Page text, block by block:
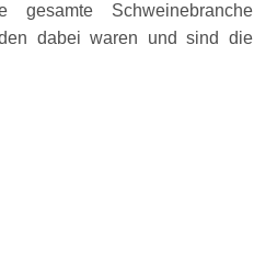
gesamte Schweinebranche
dabei waren und sind die